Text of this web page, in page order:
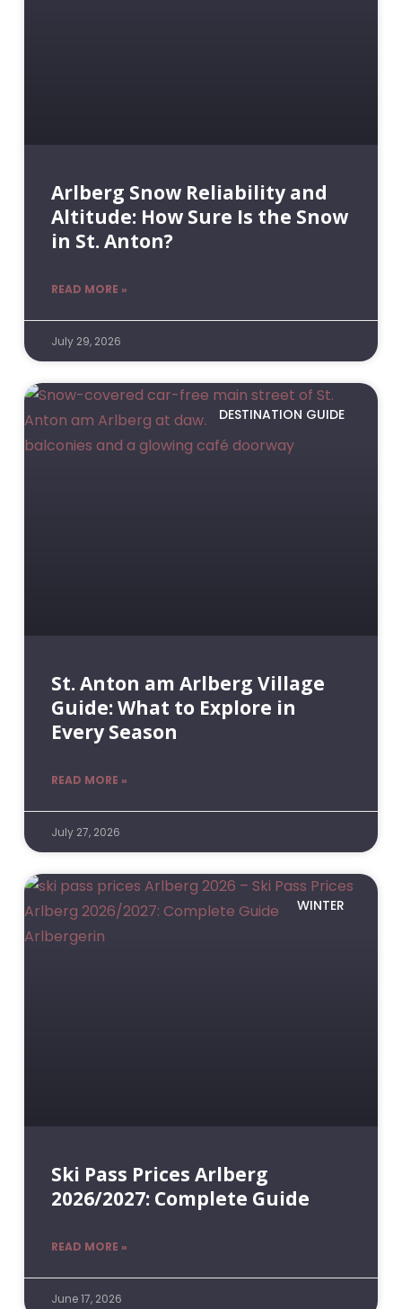
Arlberg Snow Reliability and
Altitude: How Sure Is the Snow
in St. Anton?
READ MORE »
July 29, 2026
DESTINATION GUIDE
St. Anton am Arlberg Village
Guide: What to Explore in
Every Season
READ MORE »
July 27, 2026
WINTER
Ski Pass Prices Arlberg
2026/2027: Complete Guide
READ MORE »
June 17, 2026